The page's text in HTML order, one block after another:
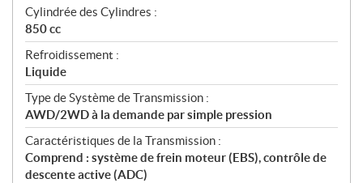
i
o
n
s
Cylindrée des Cylindres :
850 cc
Refroidissement :
Liquide
Type de Système de Transmission :
AWD/2WD à la demande par simple pression
Caractéristiques de la Transmission :
Comprend : système de frein moteur (EBS), contrôle de
descente active (ADC)